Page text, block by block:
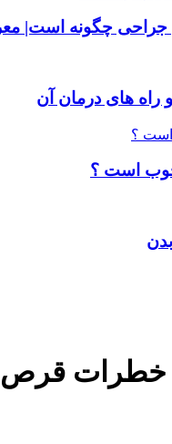
چگونه است|
های درمان آن
خوب است ؟
قرص